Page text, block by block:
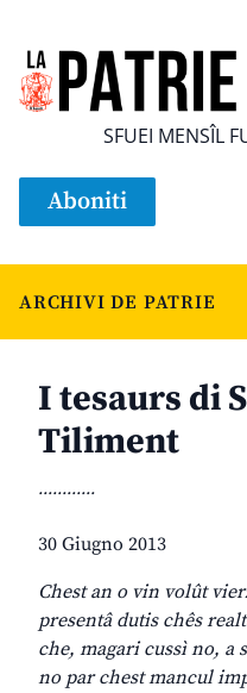
SFUEI MENSÎL
Aboniti
ARCHIVI DE PATRIE
I tesaurs di
Tiliment
............
30 Giugno 2013
Chest an o vin volût
presentâ dutis chês
che, magari cussì no, a
no par chest mancul